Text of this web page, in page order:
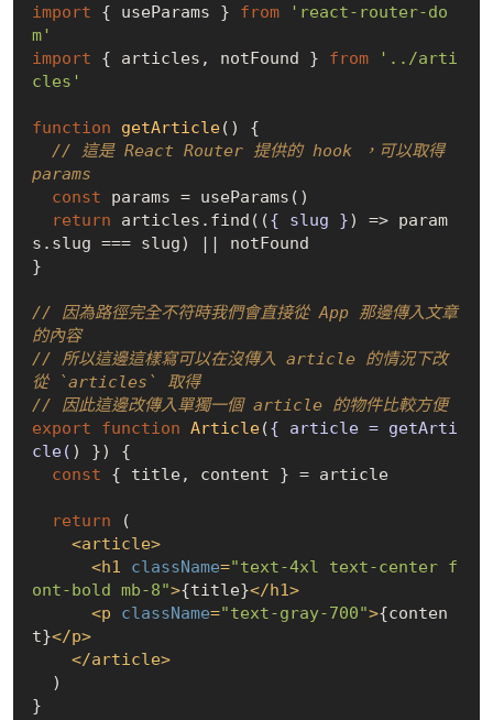
import { useParams } from
'react-router-do
m'
import { articles, notFound } from
'../arti
cles'
function getArticle( ) {
// 這是 React Router 提供的 hook ，可以取得
params
const params = useParams()
return articles.find( ({ slug }) => param
s.slug === slug) || notFound
}
// 因為路徑完全不符時我們會直接從 App 那邊傳入文章
的內容
// 所以這邊這樣寫可以在沒傳入 article 的情況下改
從 `articles` 取得
// 因此這邊改傳入單獨一個 article 的物件比較方便
export
function Article({ article = getArti
cle( ) }) {
const { title, content } = article
return (
<article>
<h1 className="text-4xl text-center f
ont-bold mb-8">{title}</h1>
<p className="text-gray-700">{conten
t}</p>
</article>